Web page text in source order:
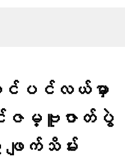
ာင်ပင်လယ်မှာ
ောင်ဇမ္ဗူဇာတ်ပွဲ
ဖျက်သိမ်း